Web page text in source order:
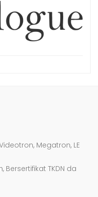
Megatron, LE
TKDN da